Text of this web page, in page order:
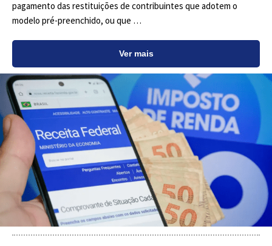
pagamento das restituições de contribuintes que adotem o
modelo pré-preenchido, ou que …
Ver mais